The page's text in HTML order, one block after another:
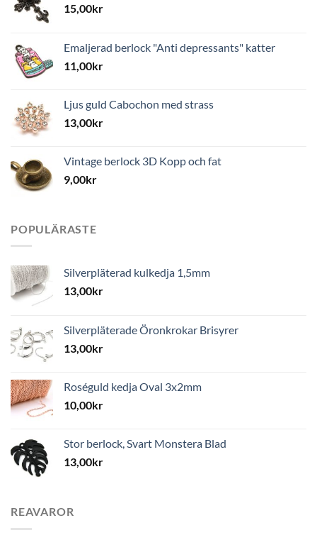
15,00kr
Emaljerad berlock "Anti depressants" katter
11,00kr
Ljus guld Cabochon med strass
13,00kr
Vintage berlock 3D Kopp och fat
9,00kr
POPULÄRASTE
Silverpläterad kulkedja 1,5mm
13,00kr
Silverpläterade Öronkrokar Brisyrer
13,00kr
Roséguld kedja Oval 3x2mm
10,00kr
Stor berlock, Svart Monstera Blad
13,00kr
REAVAROR